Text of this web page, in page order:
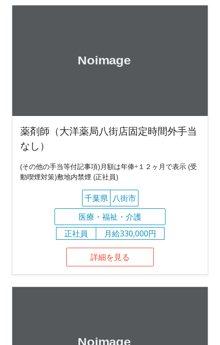
薬剤師（大洋薬局八街店固定時間外手当
なし）
(その他の手当等付記事項)月額は年俸÷１２ヶ月で表示 (受
動喫煙対策)敷地内禁煙 (正社員)
千葉県 八街市
医療・福祉・介護
正社員
月給330,000円
詳細を見る